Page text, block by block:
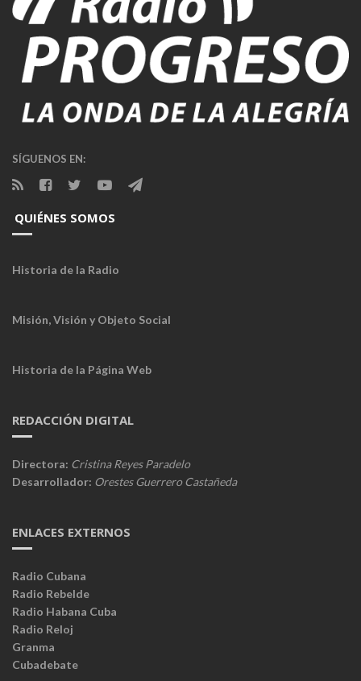
SÍGUENOS EN:
QUIÉNES SOMOS
Historia de la Radio
Misión, Visión y Objeto Social
Historia de la Página Web
REDACCIÓN DIGITAL
Directora: Cristina Reyes Paradelo
Desarrollador: Orestes Guerrero Castañeda
ENLACES EXTERNOS
Radio Cubana
Radio Rebelde
Radio Habana Cuba
Radio Reloj
Granma
Cubadebate